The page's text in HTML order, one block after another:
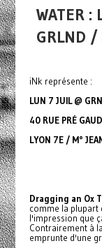
WATER :
GRLND /
iNk représente :
LUN 7 JUIL @
40 RUE PRÉ
LYON 7E / M°
Dragging an Ox
comme la plupart
l'impression que
Contrairement à
emprunte d'une